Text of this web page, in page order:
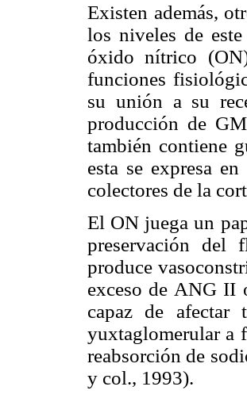
Existen además,
los niveles de
óxido nítrico
funciones
su unión a su
producción de
también contiene
esta se expresa
colectores de la
El ON juega un
preservación del
produce
exceso de ANG II
capaz de afectar
yuxtaglomerular a
reabsorción de
y col., 1993).